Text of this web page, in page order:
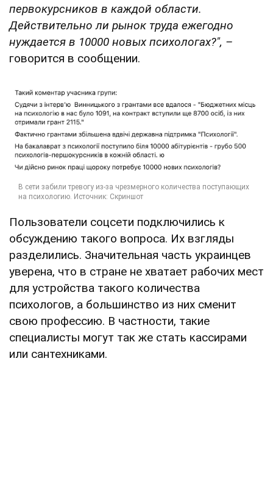
первокурсников в каждой области.
Действительно ли рынок труда ежегодно
нуждается в 10000 новых психологах?", –
говорится в сообщении.
Пользователи соцсети подключились к
обсуждению такого вопроса. Их взгляды
разделились. Значительная часть украинцев
уверена, что в стране не хватает рабочих мест
для устройства такого количества
психологов, а большинство из них сменит
свою профессию. В частности, такие
специалисты могут так же стать кассирами
или сантехниками.